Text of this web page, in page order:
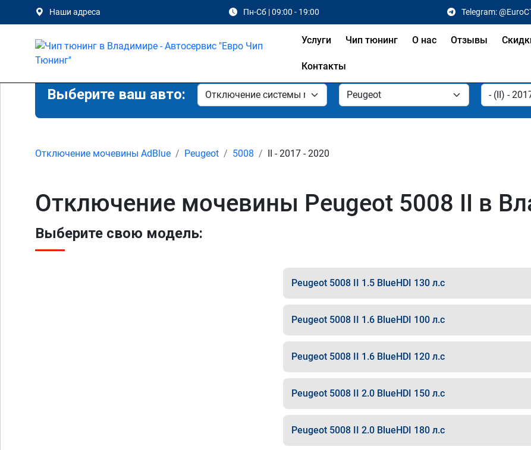
Наши адреса Пн-Сб | 09:00 - 19:00 Telegram:
Услуги Чип тюнинг О нас Отзывы
Контакты
Выберите ваш авто:
Отключение мочевины AdBlue Peugeot 5008 II - 2017 - 2020
Отключение мочевины Peugeot 5008 II в
Выберите свою модель:
Peugeot 5008 II 1.5 BlueHDI 130 л.с
Peugeot 5008 II 1.6 BlueHDI 100 л.с
Peugeot 5008 II 1.6 BlueHDI 120 л.с
Peugeot 5008 II 2.0 BlueHDI 150 л.с
Peugeot 5008 II 2.0 BlueHDI 180 л.с